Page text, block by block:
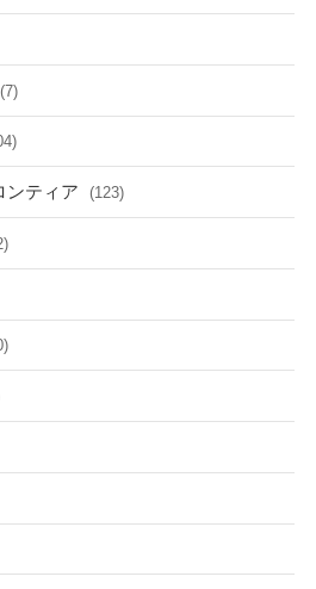
(7)
ンティア (123)